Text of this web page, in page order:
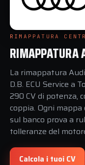
RIMAPPATURA
RIMAPPATURA
La rimappatura
D.B. ECU Service a
290 CV di potenza,
coppia. Ogni
sul banco prova a
tolleranze del
Calcola i tuoi CV